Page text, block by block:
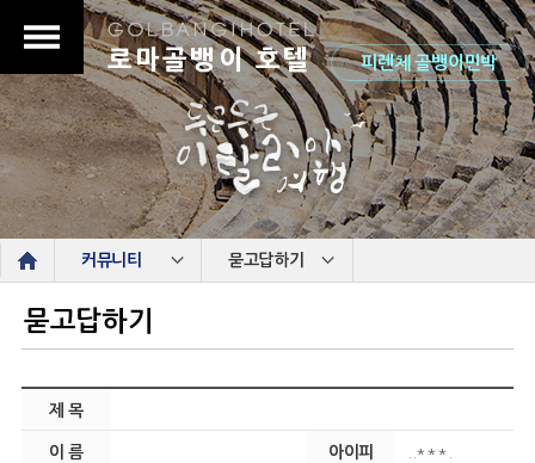
로마골뱅이 호텔 피렌체 골뱅이민박
커뮤니티 묻고답하기
묻고답하기
제 목
이 름 아이피 ..***.